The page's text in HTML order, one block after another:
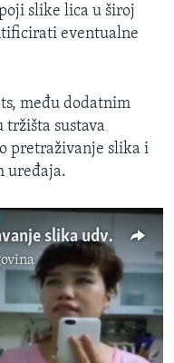
slike lica u široj
eventualne
među dodatnim
sustava
pretraživanje slika i
uređaja.
Tržište softvera za prepoznavanje slika udvostručit će se do 2020. godine
available